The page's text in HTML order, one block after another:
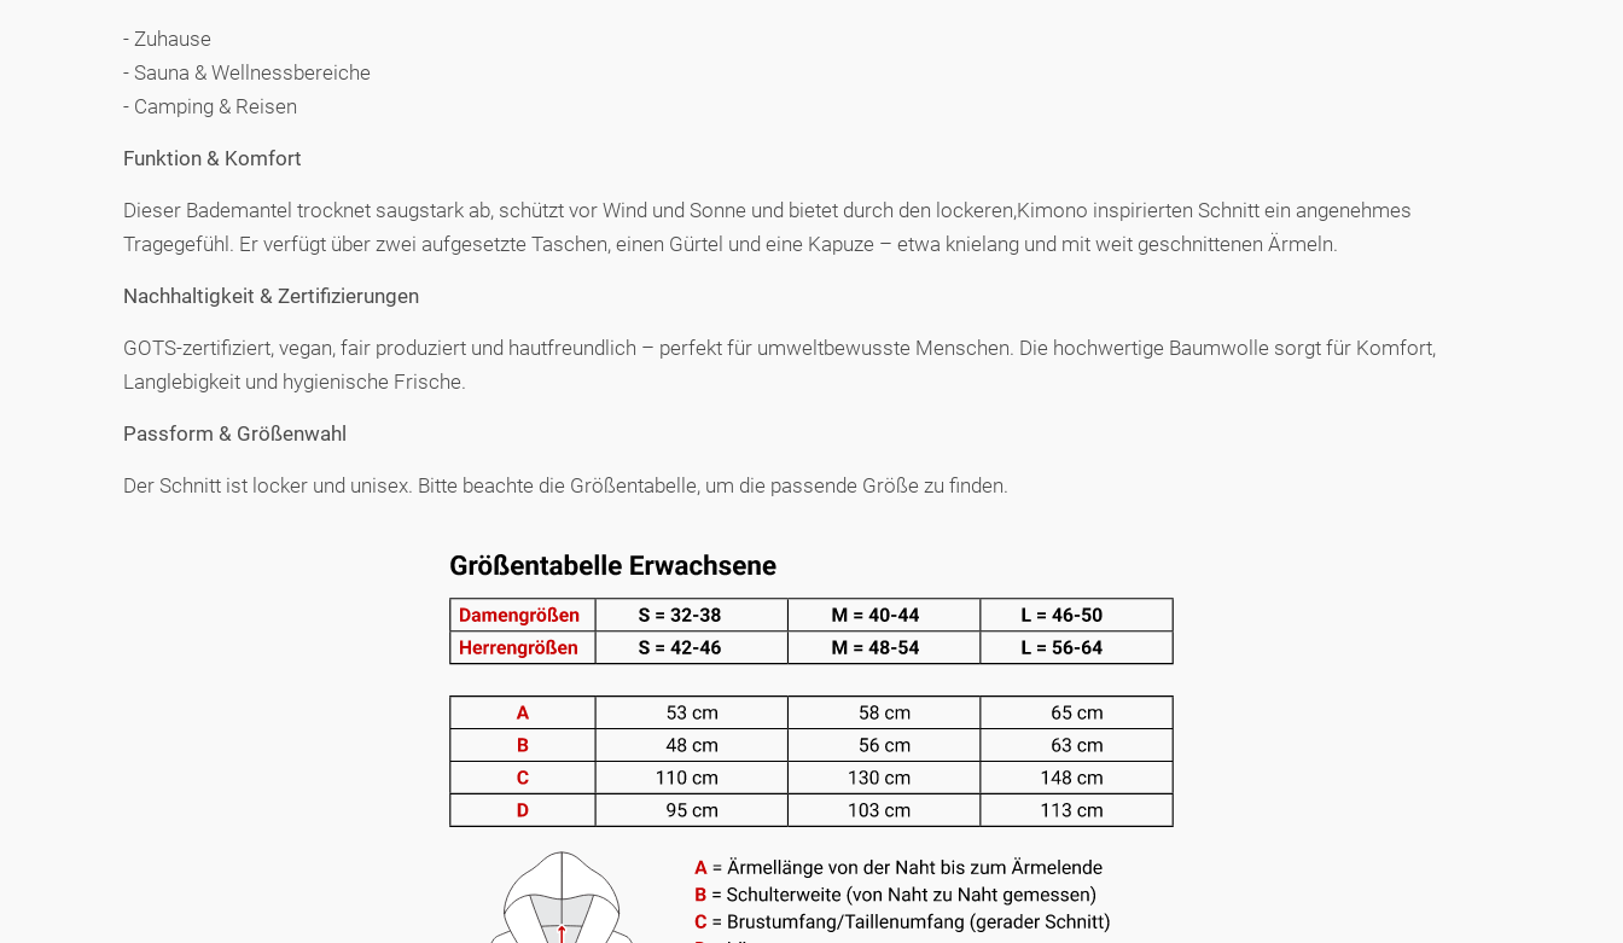
- Zuhause
- Sauna & Wellnessbereiche
- Camping & Reisen
Funktion & Komfort
Dieser Bademantel trocknet saugstark ab, schützt vor Wind und Sonne und bietet durch den lockeren,Kimono inspirierten Schnitt ein angenehmes
Tragegefühl. Er verfügt über zwei aufgesetzte Taschen, einen Gürtel und eine Kapuze – etwa knielang und mit weit geschnittenen Ärmeln.
Nachhaltigkeit & Zertifizierungen
GOTS-zertifiziert, vegan, fair produziert und hautfreundlich – perfekt für umweltbewusste Menschen. Die hochwertige Baumwolle sorgt für Komfort,
Langlebigkeit und hygienische Frische.
Passform & Größenwahl
Der Schnitt ist locker und unisex. Bitte beachte die Größentabelle, um die passende Größe zu finden.